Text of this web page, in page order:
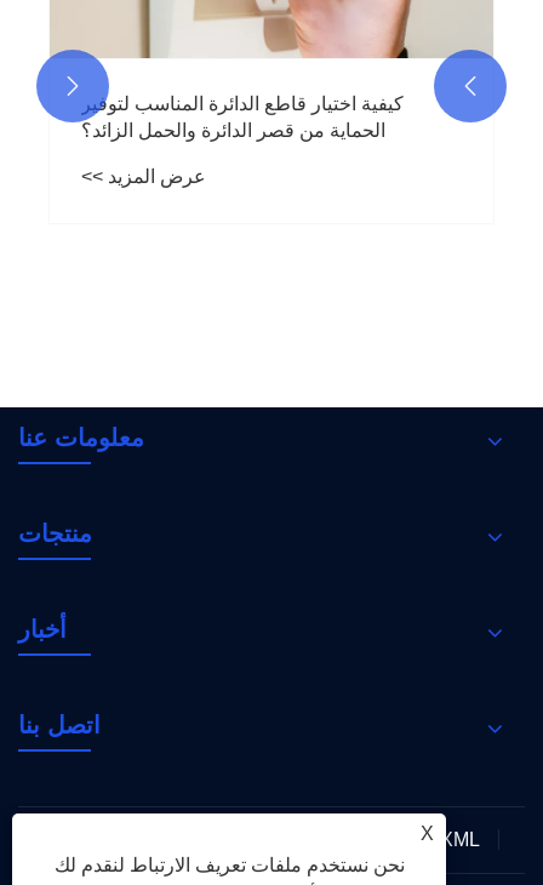
كيفية اختيار قاطع الدائرة المناسب لتوفير
الحماية من قصر الدائرة والحمل الزائد؟
عرض المزيد >>


معلومات عنا
منتجات
أخبار
اتصل بنا
XML
X
نحن نستخدم ملفات تعريف الارتباط لنقدم لك